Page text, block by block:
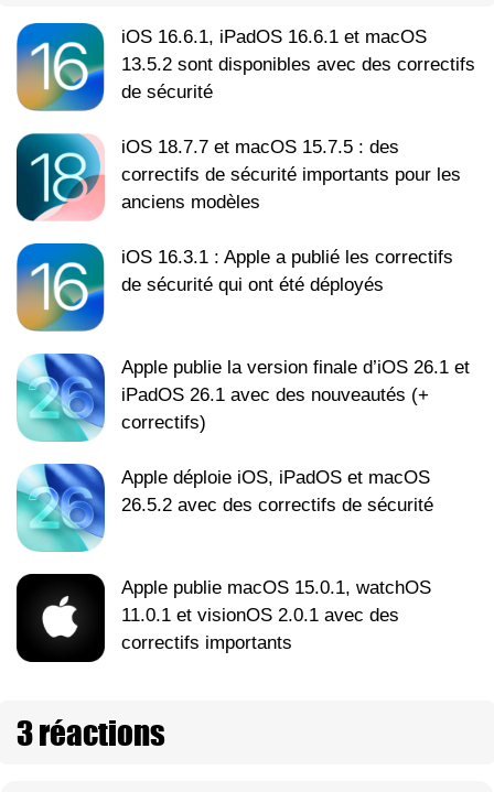
iOS 16.6.1, iPadOS 16.6.1 et macOS
13.5.2 sont disponibles avec des correctifs
de sécurité
iOS 18.7.7 et macOS 15.7.5 : des
correctifs de sécurité importants pour les
anciens modèles
iOS 16.3.1 : Apple a publié les correctifs
de sécurité qui ont été déployés
Apple publie la version finale d’iOS 26.1 et
iPadOS 26.1 avec des nouveautés (+
correctifs)
Apple déploie iOS, iPadOS et macOS
26.5.2 avec des correctifs de sécurité
Apple publie macOS 15.0.1, watchOS
11.0.1 et visionOS 2.0.1 avec des
correctifs importants
3 réactions